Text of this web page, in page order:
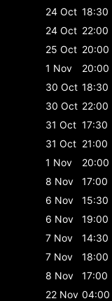
24 Oct 18:30
24 Oct 22:00
25 Oct 20:00
1 Nov
20:00
30 Oct 18:30
30 Oct 22:00
31 Oct 17:30
31 Oct 21:00
1 Nov
20:00
8 Nov
17:00
6 Nov
15:30
6 Nov
19:00
7 Nov
14:30
7 Nov
18:00
8 Nov
17:00
22 Nov 04:00